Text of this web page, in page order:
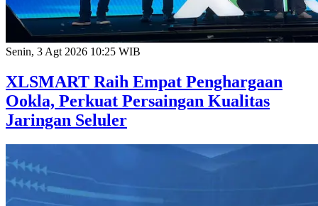
Senin, 3 Agt 2026 10:25 WIB
XLSMART Raih Empat Penghargaan
Ookla, Perkuat Persaingan Kualitas
Jaringan Seluler